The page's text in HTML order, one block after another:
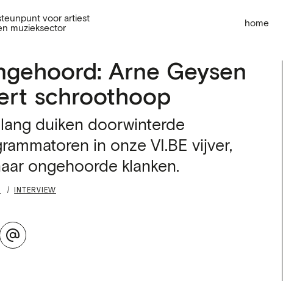
voor artiest
muzieksector
home
Arne Geysen
schroothoop
duiken doorwinterde
in onze VI.BE vijver,
ongehoorde klanken.
INTERVIEW